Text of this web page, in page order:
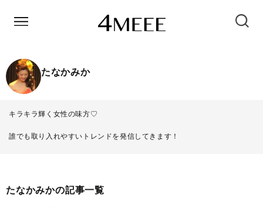
たなかみか
キラキラ輝く女性の味方♡
誰でも取り入れやすいトレンドを発信してきます！
たなかみかの記事一覧